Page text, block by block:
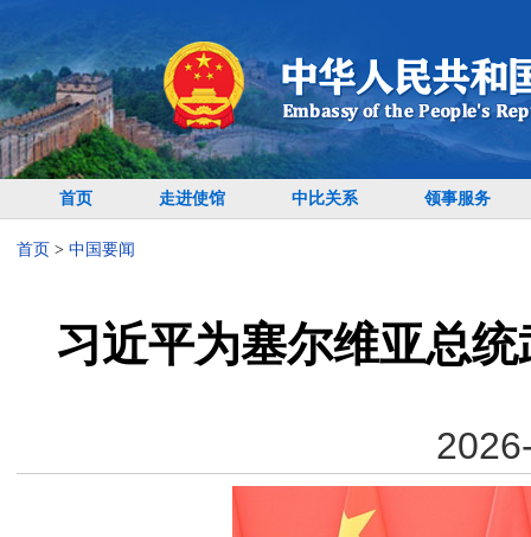
首页 走进使馆 中比关系 领事服务
首页 > 中国要闻
习近平为塞尔维亚总